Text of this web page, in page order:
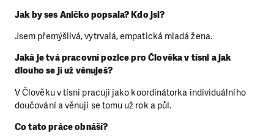
Jak by ses Aničko popsala? Kdo jsi?
Jsem přemýšlivá, vytrvalá, empatická mladá žena.
Jaká je tvá pracovní pozice pro Člověka v tísni a jak
dlouho se jí už věnuješ?
V Člověku v tísni pracuji jako koordinátorka individuálního
doučování a věnuji se tomu už rok a půl.
Co tato práce obnáší?